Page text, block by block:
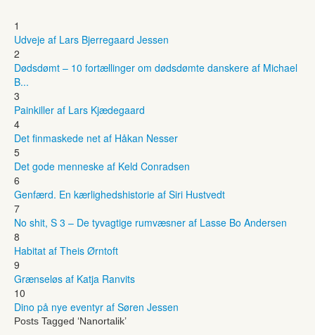
1
Udveje af Lars Bjerregaard Jessen
2
Dødsdømt – 10 fortællinger om dødsdømte danskere af Michael
B...
3
Painkiller af Lars Kjædegaard
4
Det finmaskede net af Håkan Nesser
5
Det gode menneske af Keld Conradsen
6
Genfærd. En kærlighedshistorie af Siri Hustvedt
7
No shit, S 3 – De tyvagtige rumvæsner af Lasse Bo Andersen
8
Habitat af Theis Ørntoft
9
Grænseløs af Katja Ranvits
10
Dino på nye eventyr af Søren Jessen
Posts Tagged ‘Nanortalik’